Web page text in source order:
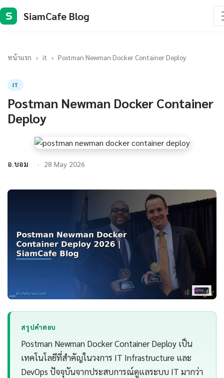
S SiamCafe Blog
หน้าแรก › it › Postman Newman Docker Container Deploy
IT
Postman Newman Docker Container
Deploy
อ.บอม 28 May 2026
สรุปคำตอบ
Postman Newman Docker Container Deploy เป็น
เทคโนโลยีที่สำคัญในวงการ IT Infrastructure และ
DevOps ปัจจุบันจากประสบการณ์ดูแลระบบ IT มากว่า